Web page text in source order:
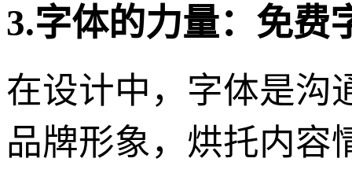
3.字体的力量：免费
在设计中，字体是沟
品牌形象，烘托内容